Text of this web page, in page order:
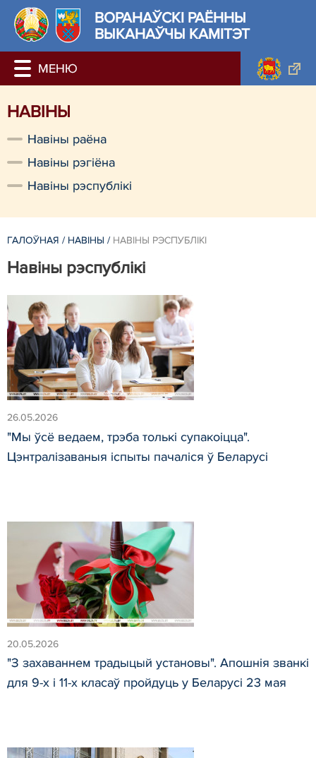
ВОРАНАЎСКІ РАЁННЫ
ВЫКАНАЎЧЫ КАМІТЭТ
НАВIНЫ
Навiны раёна
Навiны рэгiёна
Навiны рэспублiкi
ГАЛОЎНАЯ / НАВIНЫ / НАВIНЫ РЭСПУБЛIКI
Навiны рэспублiкi
26.05.2026
"Мы ўсё ведаем, трэба толькі супакоіцца".
Цэнтралізаваныя іспыты пачаліся ў Беларусі
20.05.2026
"З захаваннем традыцый установы". Апошнія званкі
для 9-х і 11-х класаў пройдуць у Беларусі 23 мая